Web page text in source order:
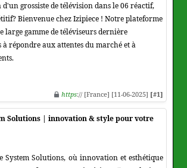
d'un grossiste de télévision dans le 06 réactif,
Bienvenue chez Izipiece ! Notre plateforme
large gamme de téléviseurs dernière
à répondre aux attentes du marché et à
https:// [France] [11-06-2025] [#1]
Solutions | innovation & style pour votre
System Solutions, où innovation et esthétique